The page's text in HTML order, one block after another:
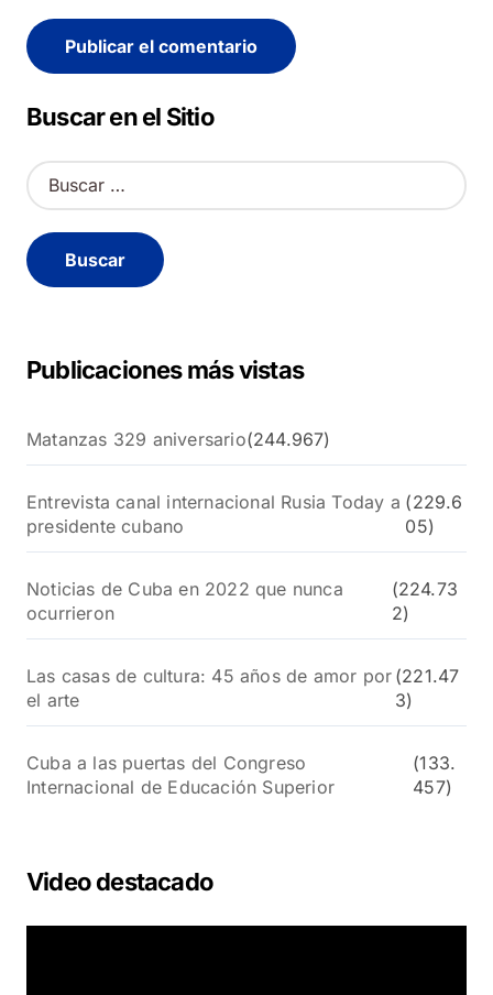
Buscar en el Sitio
B
u
c
a
Publicaciones más vistas
Matanzas 329 aniversario(244.967)
Entrevista canal internacional Rusia Today a
presidente cubano
(229.6
05)
Noticias de Cuba en 2022 que nunca
ocurrieron
(224.73
2)
Las casas de cultura: 45 años de amor por
el arte
(221.47
3)
Cuba a las puertas del Congreso
Internacional de Educación Superior
(133.
457)
Video destacado